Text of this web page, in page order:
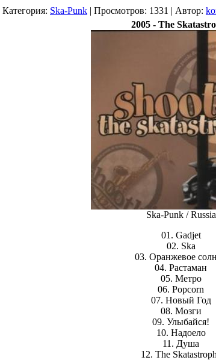
Категория: Ska-Punk | Просмотров: 1331 | Автор:
2005 - The
Ska-Punk / Russia
01. Gadjet
02. Ska
03. Оранжевое
04. Растаман
05. Метро
06. Popcorn
07. Новый Год
08. Мозги
09. Улыбайся!
10. Надоело
11. Душа
12. The